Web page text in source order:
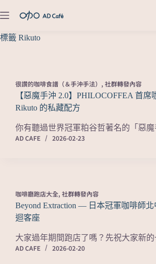
標籤 Rikuto
很讚的咖啡食譜（＆手沖手法） , 社群轉發內容
【惡魔手沖 2.0】PHILOCOFFEA 首席
Rikuto 的私藏配方
你有聽過世界冠軍粕谷哲著名的「惡
AD CAFE
2026-02-23
咖啡廳跑店大全, 社群轉發內容
Beyond Extraction — 日本冠軍咖啡師北
迴客座
大家過年期間跑店了嗎？先祝大家新
AD CAFE
2026-02-20